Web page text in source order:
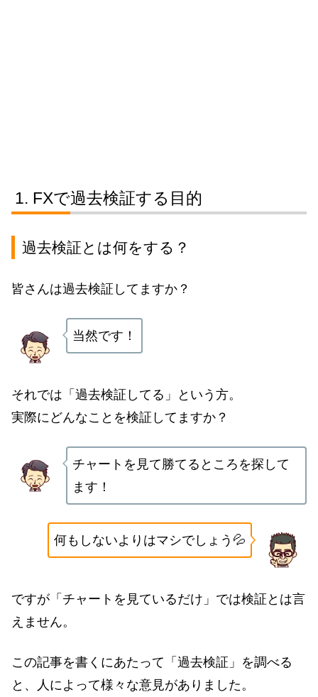
FXで過去検証する目的
過去検証とは何をする？
皆さんは過去検証してますか？
当然です！
それでは「過去検証してる」という方。
実際にどんなことを検証してますか？
チャートを見て勝てるところを探して
ます！
何もしないよりはマシでしょう💦
ですが「チャートを見ているだけ」では検証とは言
えません。
この記事を書くにあたって「過去検証」を調べる
と、人によって様々な意見がありました。